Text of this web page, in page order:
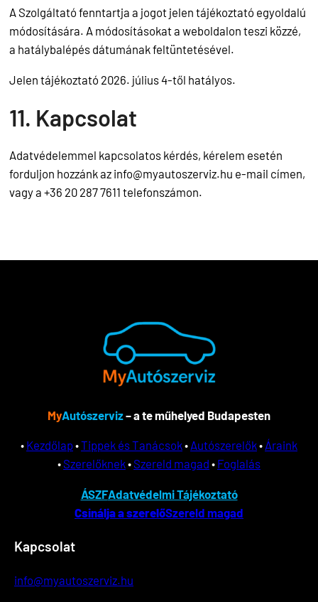
A Szolgáltató fenntartja a jogot jelen tájékoztató egyoldalú
módosítására. A módosításokat a weboldalon teszi közzé,
a hatálybalépés dátumának feltüntetésével.
Jelen tájékoztató 2026. július 4-től hatályos.
11. Kapcsolat
Adatvédelemmel kapcsolatos kérdés, kérelem esetén
forduljon hozzánk az info@myautoszerviz.hu e-mail címen,
vagy a +36 20 287 7611 telefonszámon.
MyAutószerviz– a te műhelyed Budapesten
• Kezdőlap•Tippek és Tanácsok• Autószerelők• Áraink
• Szerelőknek• Szereld magad • Foglalás
ÁSZFAdatvédelmi Tájékoztató
Csinálja a szerelőSzereld magad
Kapcsolat
info@myautoszerviz.hu